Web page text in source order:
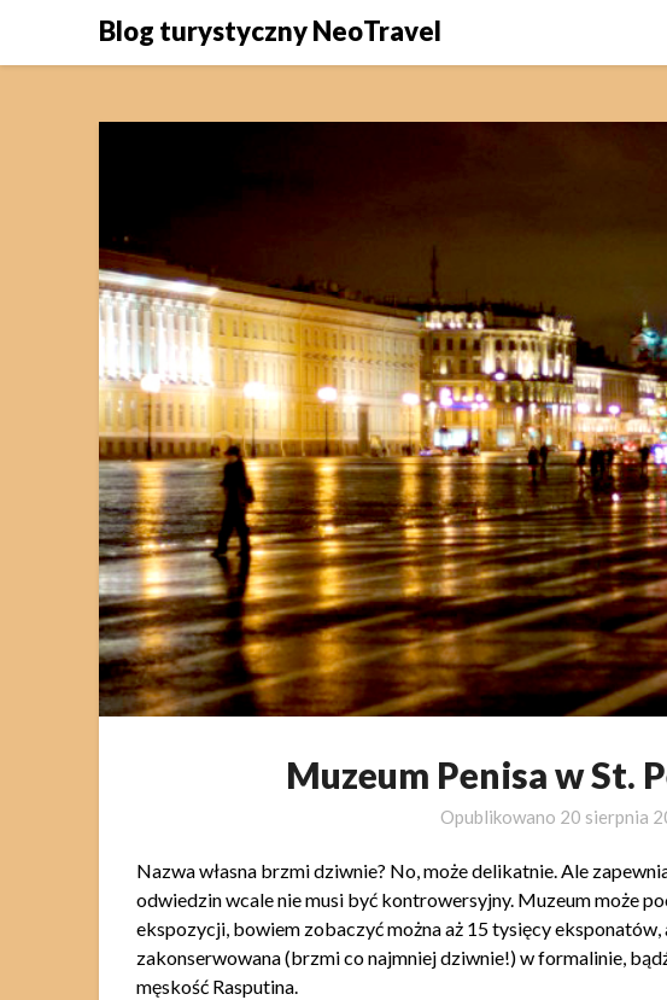
Blog turystyczny NeoTravel
Muzeum Penisa w St.
Opublikowano 20 sierpnia
Nazwa własna brzmi dziwnie? No, może delikatnie. Ale
odwiedzin wcale nie musi być kontrowersyjny. Muzeum może
ekspozycji, bowiem zobaczyć można aż 15 tysięcy
zakonserwowana (brzmi co najmniej dziwnie!) w formalinie,
męskość Rasputina.